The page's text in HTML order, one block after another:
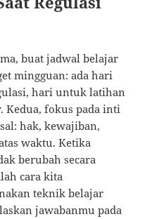
buat jadwal belajar
mingguan: ada hari
hari untuk latihan
Kedua, fokus pada inti
hak, kewajiban,
waktu. Ketika
berubah secara
cara kita
teknik belajar
jawabanmu pada